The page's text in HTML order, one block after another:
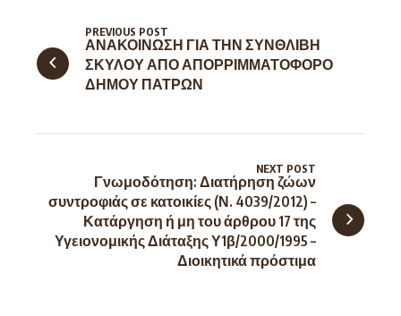
ΑΝΑΚΟΙΝΩΣΗ ΓΙΑ ΤΗΝ ΣΥΝΘΛΙΒΗ
ΣΚΥΛΟΥ ΑΠΟ ΑΠΟΡΡΙΜΜΑΤΟΦΟΡΟ
ΔΗΜΟΥ ΠΑΤΡΩΝ
PREVIOUS POST
Γνωμοδότηση: Διατήρηση ζώων
συντροφιάς σε κατοικίες (Ν. 4039/2012) –
Κατάργηση ή μη του άρθρου 17 της
Υγειονομικής Διάταξης Υ1β/2000/1995 –
Διοικητικά πρόστιμα
NEXT POST